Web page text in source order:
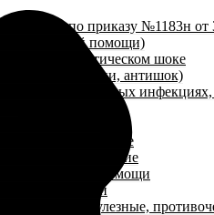
и наборы по приказу №1183н от
неотложной помощи)
при анафилактическом шоке
укладки, антишок)
при парентеральных
травматологические
эпидемиологические
паллиативной помощи
первой помощи
противопедикулезные,